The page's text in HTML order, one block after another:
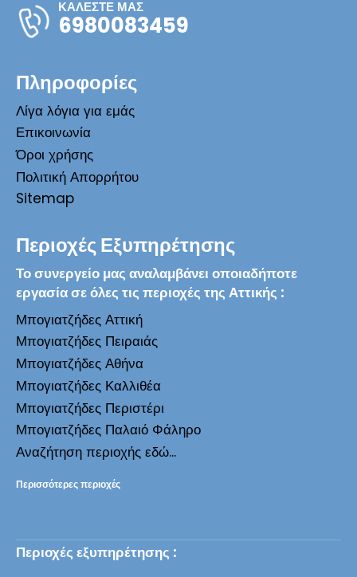
ΚΑΛΕΣΤΕ ΜΑΣ
6980083459
Πληροφορίες
Λίγα λόγια για εμάς
Επικοινωνία
Όροι χρήσης
Πολιτική Απορρήτου
Sitemap
Περιοχές Εξυπηρέτησης
Το συνεργείο μας αναλαμβάνει οποιαδήποτε
εργασία σε όλες τις περιοχές της Αττικής :
Μπογιατζήδες Αττική
Μπογιατζήδες Πειραιάς
Μπογιατζήδες Αθήνα
Μπογιατζήδες Καλλιθέα
Μπογιατζήδες Περιστέρι
Μπογιατζήδες Παλαιό Φάληρο
Αναζήτηση περιοχής εδώ...
Περισσότερες περιοχές
Περιοχές εξυπηρέτησης :